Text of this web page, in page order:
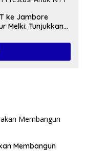
ke Jambore
Melki: Tunjukkan
Membangun